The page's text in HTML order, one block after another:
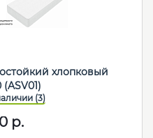
хлопковый
р.